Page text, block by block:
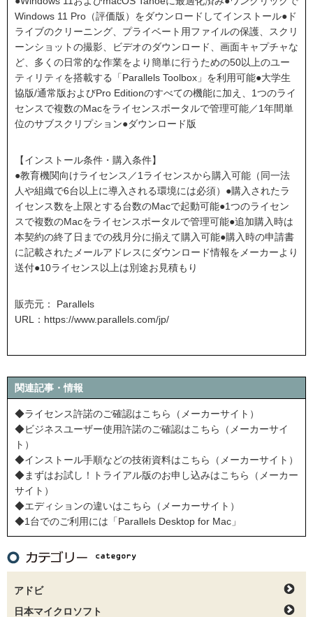
Windows 11 Pro（評価版）をダウンロードしてインストール●ド
ライブのクリーニング、プライベート用ファイルの保護、スクリ
ーンショットの撮影、ビデオのダウンロード、画面キャプチャな
ど、多くの日常的な作業をより簡単に行うための50以上のユー
ティリティを搭載する「Parallels Toolbox」を利用可能●大学生
協版/通常版およびPro Editionのすべての機能に加え、1つのライ
センスで複数のMacをライセンスポータルで管理可能／1年間単
位のサブスクリプション●ダウンロード版
【インストール条件・購入条件】
●教育機関向けライセンス／1ライセンスから購入可能（同一法
人や組織で6台以上に導入される環境には必須）●購入されたラ
イセンス数を上限とする台数のMacで起動可能●1つのライセン
スで複数のMacをライセンスポータルで管理可能●追加購入時は
本契約の終了日までの残月分に揃えて購入可能●購入時の申請書
に記載されたメールアドレスにダウンロード情報をメーカーより
送付●10ライセンス以上は別途お見積もり
販売元： Parallels
URL： https://www.parallels.com/jp/
関連記事・情報
◆ライセンス許諾のご確認はこちら（メーカーサイト）
◆ビジネスユーザー使用許諾のご確認はこちら（メーカーサイ
ト）
◆インストール手順などの技術資料はこちら（メーカーサイト）
◆まずはお試し！トライアル版のお申し込みはこちら（メーカー
サイト）
◆エディションの違いはこちら（メーカーサイト）
◆1台でのご利用には「Parallels Desktop for Mac」
アドビ
日本マイクロソフト